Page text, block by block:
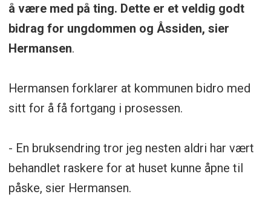
å være med på ting. Dette er et veldig godt
bidrag for ungdommen og Åssiden, sier
Hermansen.
Hermansen forklarer at kommunen bidro med
sitt for å få fortgang i prosessen.
- En bruksendring tror jeg nesten aldri har vært
behandlet raskere for at huset kunne åpne til
påske, sier Hermansen.